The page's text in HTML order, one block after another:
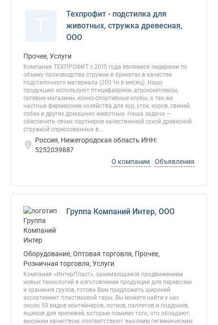
Техпрофит - подстилка для
животных, стружка древесная,
ООО
Прочее, Услуги
Компания ТЕХПРОФИТ с 2015 года являемся лидерами по
объему производства стружки в брикетах в качестве
подстилочного материала (200 тн в месяц). Нашу
продукцию используют птицефабрики, агрокомплексы,
сетевые магазины, конно-спортивные клубы, а так же
частные фермерские хозяйства для кур, уток, коров, свиней,
собак и других домашних животных. Наша задача —
обеспечить своих партнеров качественной сухой древесной
стружкой спрессованных в...
Россия, Нижегородская область ИНН:
5252039887
О компании
Объявления
Группа Компаний Интер, ООО
Оборудование, Оптовая торговля, Прочее,
Розничная торговля, Услуги
Компания «ИнтерПласт», занимающаяся продвижением
новых технологий в изготовлении продукции для перевозки
и хранения грузов, готова Вам предложить широкий
ассортимент пластиковой тары. Вы можете найти у нас
около 50 видов контейнеров, лотков, паллетов и поддонов,
ящиков для крепежей, которые помимо того, что обладают,
высоким качеством, соответствуют высоким гигиеническим